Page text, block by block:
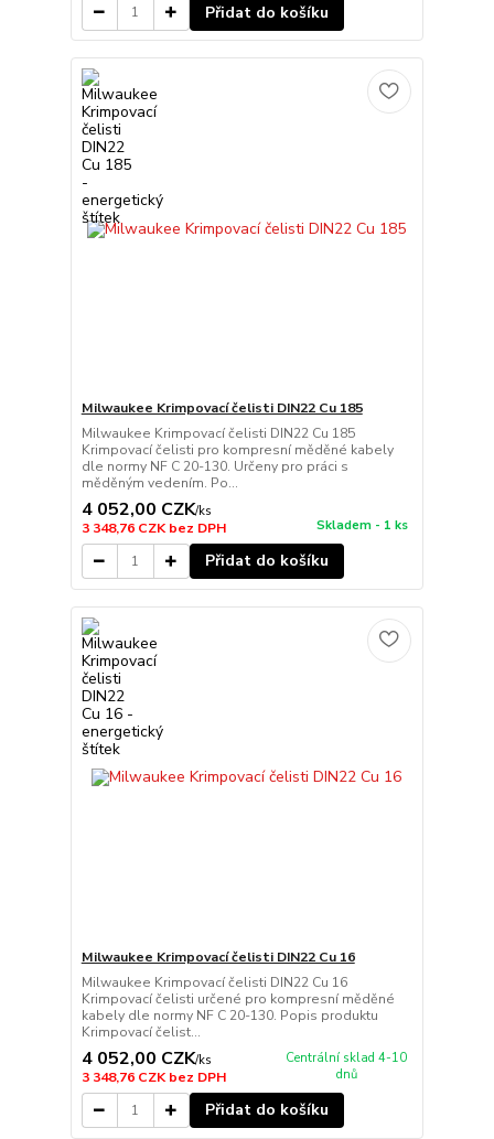
Přidat do košíku
Milwaukee Krimpovací čelisti DIN22 Cu 185
Milwaukee Krimpovací čelisti DIN22 Cu 185
Krimpovací čelisti pro kompresní měděné kabely
dle normy NF C 20-130. Určeny pro práci s
měděným vedením. Po...
4 052,00 CZK/ks
3 348,76 CZKbez DPH Skladem - 1 ks
Přidat do košíku
Milwaukee Krimpovací čelisti DIN22 Cu 16
Milwaukee Krimpovací čelisti DIN22 Cu 16
Krimpovací čelisti určené pro kompresní měděné
kabely dle normy NF C 20-130. Popis produktu
Krimpovací čelist...
4 052,00 CZK/ks
3 348,76 CZKbez DPH
Centrální sklad 4-10
dnů
Přidat do košíku